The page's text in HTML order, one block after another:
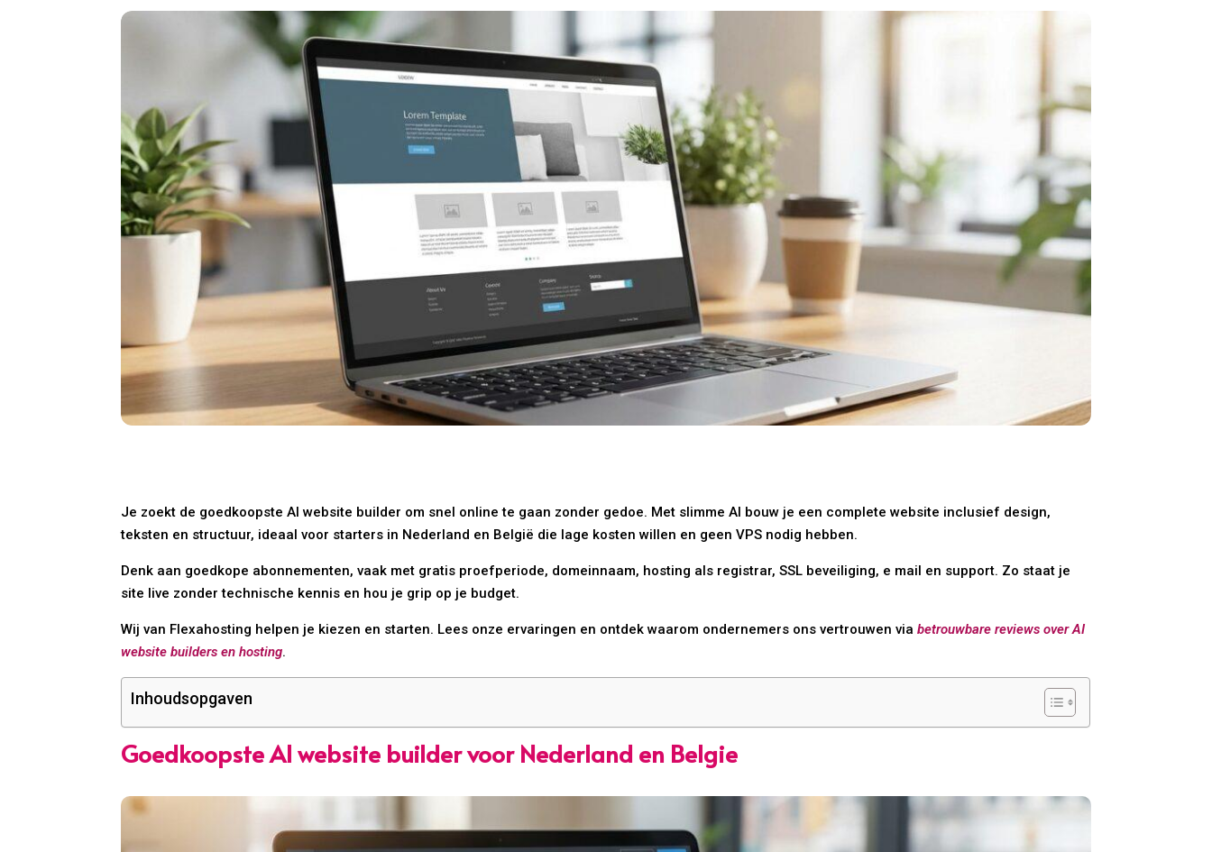
Je zoekt de goedkoopste AI website builder om snel online te gaan zonder gedoe. Met slimme AI bouw je een complete website inclusief design,
teksten en structuur, ideaal voor starters in Nederland en België die lage kosten willen en geen VPS nodig hebben.
Denk aan goedkope abonnementen, vaak met gratis proefperiode, domeinnaam, hosting als registrar, SSL beveiliging, e mail en support. Zo staat je
site live zonder technische kennis en hou je grip op je budget.
Wij van Flexahosting helpen je kiezen en starten. Lees onze ervaringen en ontdek waarom ondernemers ons vertrouwen viabetrouwbare reviews over AI
website builders en hosting.
Inhoudsopgaven
Goedkoopste AI website builder voor Nederland en Belgie